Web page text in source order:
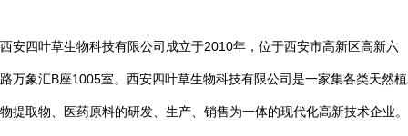
西安四叶草生物科技有限公司成立于2010年，位于西安市高新区高新六
路万象汇B座1005室。西安四叶草生物科技有限公司是一家集各类天然植
物提取物、医药原料的研发、生产、销售为一体的现代化高新技术企业。